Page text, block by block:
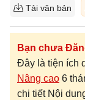
Tải văn bản
Bạn chưa
Đây là tiện ích
Nâng cao 6
chi tiết Nội